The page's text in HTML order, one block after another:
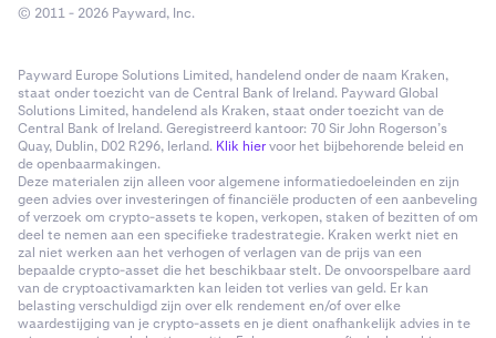
© 2011 - 2026 Payward, Inc.
Payward Europe Solutions Limited, handelend onder de naam Kraken,
staat onder toezicht van de Central Bank of Ireland. Payward Global
Solutions Limited, handelend als Kraken, staat onder toezicht van de
Central Bank of Ireland. Geregistreerd kantoor: 70 Sir John Rogerson’s
Quay, Dublin, D02 R296, Ierland. Klik hiervoor het bijbehorende beleid en
de openbaarmakingen.
Deze materialen zijn alleen voor algemene informatiedoeleinden en zijn
geen advies over investeringen of financiële producten of een aanbeveling
of verzoek om crypto-assets te kopen, verkopen, staken of bezitten of om
deel te nemen aan een specifieke tradestrategie. Kraken werkt niet en
zal niet werken aan het verhogen of verlagen van de prijs van een
bepaalde crypto-asset die het beschikbaar stelt. De onvoorspelbare aard
van de cryptoactivamarkten kan leiden tot verlies van geld. Er kan
belasting verschuldigd zijn over elk rendement en/of over elke
waardestijging van je crypto-assets en je dient onafhankelijk advies in te